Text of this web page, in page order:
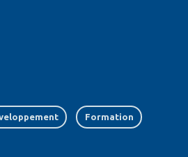
Formation